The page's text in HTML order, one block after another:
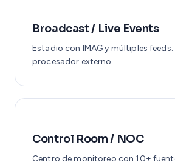
Broadcast / Live Events
Estadio con IMAG y múltiples
procesador externo.
Control Room / NOC
Centro de monitoreo con 10+